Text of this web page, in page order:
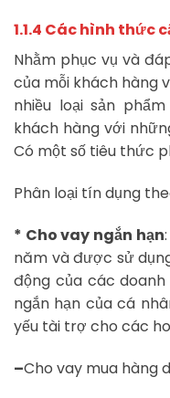
1.1.4 Các hình thức
Nhằm phục vụ và
của mỗi khách hàng
nhiều loại sản
khách hàng với
Có một số tiêu thức
Phân loại tín dụng
* Cho vay ngắn hạn
năm và được sử
động của các
ngắn hạn của cá
yếu tài trợ cho các
–Cho vay mua hàng